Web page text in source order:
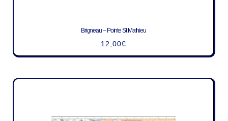
Brigneau – Pointe St Mathieu
12,00€